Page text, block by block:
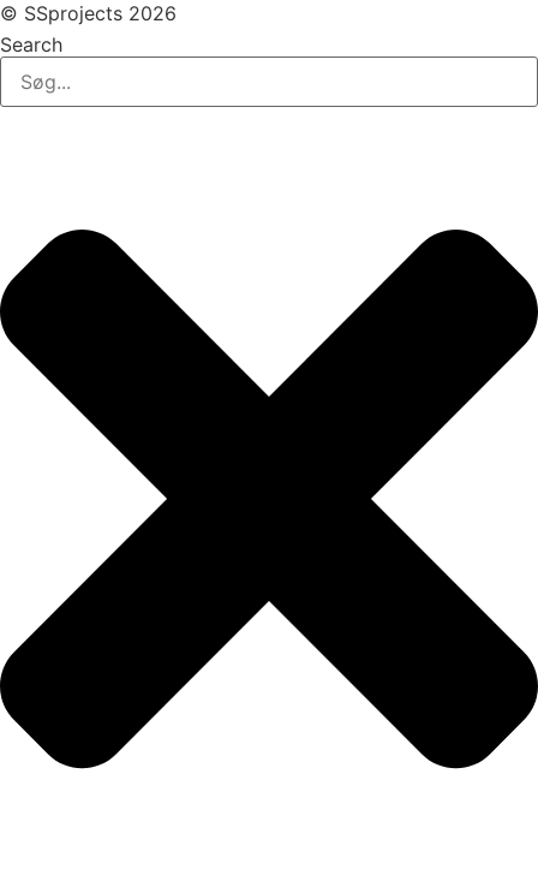
© SSprojects 2026
Search